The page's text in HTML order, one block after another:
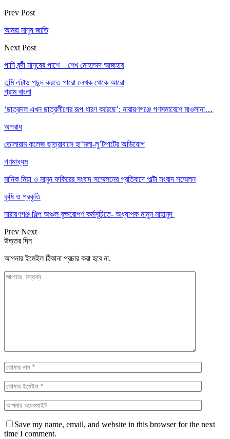
Prev Post
আমরা মানুষ জাতি
Next Post
পানি বন্দী মানুষের পাশে – শেখ মোহাম্মদ আজহার
তুমি এটাও পছন্দ করতে পারো লেখক থেকে আরো
গ্রাম বাংলা
‘ছাত্রদল এখন ছাত্রলীগের রূপ ধারণ করেছে’: নারায়ণগঞ্জে গণসমাবেশে মাওলানা…
অপরাধ
তোলারাম কলেজ ছাত্রাবাসে হা’মলা-লু’টপাটের অভিযোগ
গণমাধ্যম
মানিক মিয়া ও মামুন ফকিরের সংবাদ সম্মেলনের প্রতিবাদে পাল্টা সংবাদ সম্মেলন
কৃষি ও প্রকৃতি
নারায়ণগঞ্জ শিল্প অঞ্চল বৃক্ষরোপণ কর্মসূচিতে- অধ্যাপক মামুন মাহামুদ
Prev Next
উত্তর দিন
আপনার ইমেইল ঠিকানা প্রচার করা হবে না.
Save my name, email, and website in this browser for the next
time I comment.